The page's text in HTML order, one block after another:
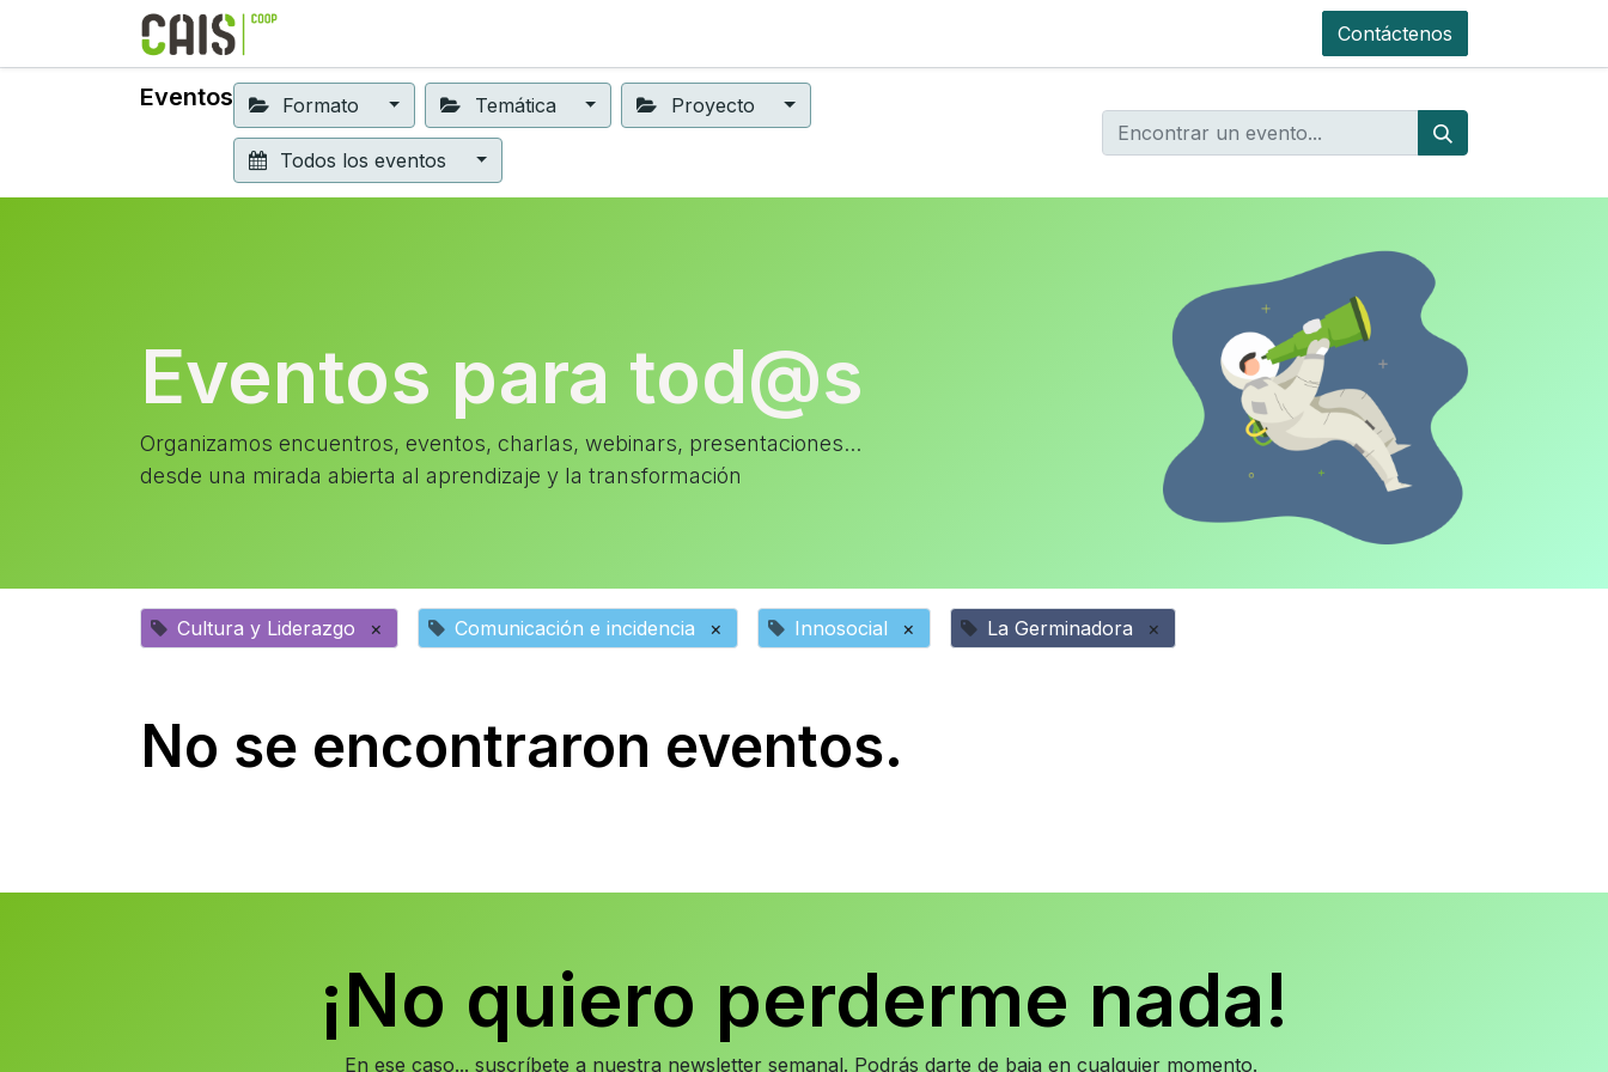
Contáctenos
Eventos Formato Temática Proyecto
Todos los eventos
Eventos para tod@s
Organizamos encuentros, eventos, charlas, webinars, presentaciones...
desde una mirada abierta al aprendizaje y la transformación
Cultura y Liderazgo × Comunicación e incidencia × Innosocial × La Germinadora ×
No se encontraron eventos.
¡No quiero perderme nada!
En ese caso... suscríbete a nuestra newsletter semanal. Podrás darte de baja en cualquier momento.